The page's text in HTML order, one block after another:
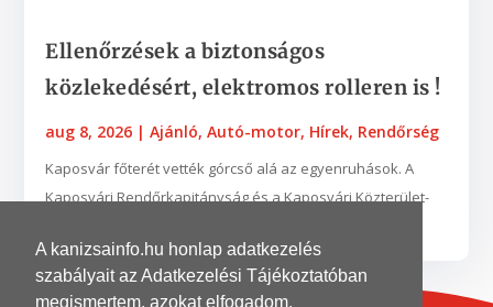
A kanizsainfo.hu honlap adatkezelés
szabályait az Adatkezelési Tájékoztatóban
megismertem, azokat elfogadom.
Ellenőrzések a biztonságos
közlekedésért, elektromos rolleren is !
aug 8, 2026 |Ajánló,Autó-motor, Hírek, Rendőrség
Kaposvár főterét vették górcső alá az egyenruhások. A
Kaposvári Rendőrkapitányság és a Kaposvári Közterület-